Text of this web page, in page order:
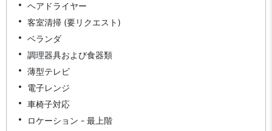
ヘアドライヤー
客室清掃 (要リクエスト)
ベランダ
調理器具および食器類
薄型テレビ
電子レンジ
車椅子対応
ロケーション - 最上階